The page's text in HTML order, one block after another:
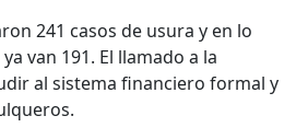
241 casos de usura y en lo
van 191. El llamado a la
al sistema financiero formal y